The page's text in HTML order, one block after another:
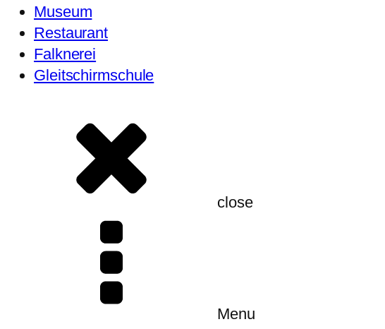
Museum
Restaurant
Falknerei
Gleitschirmschule
close
Menu